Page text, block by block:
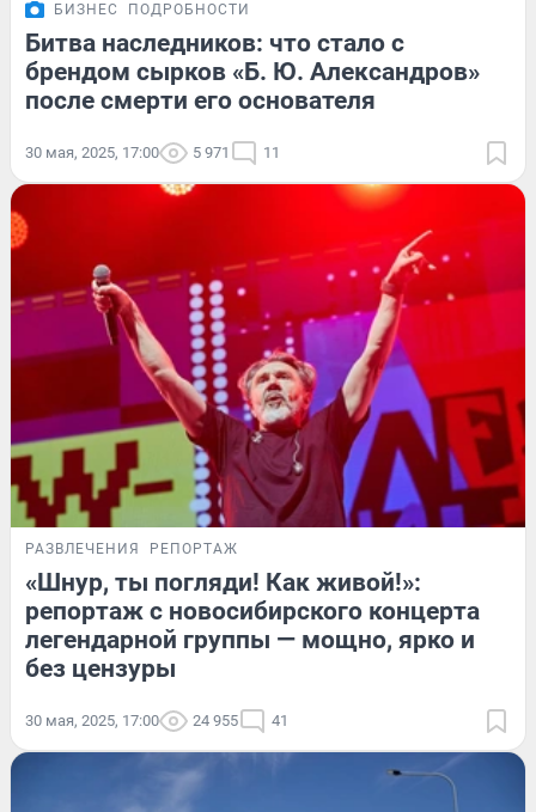
БИЗНЕС ПОДРОБНОСТИ
Битва наследников: что стало с
брендом сырков «Б. Ю. Александров»
после смерти его основателя
30 мая, 2025, 17:00 5 971 11
РАЗВЛЕЧЕНИЯ РЕПОРТАЖ
«Шнур, ты погляди! Как живой!»:
репортаж с новосибирского концерта
легендарной группы — мощно, ярко и
без цензуры
30 мая, 2025, 17:00 24 955 41